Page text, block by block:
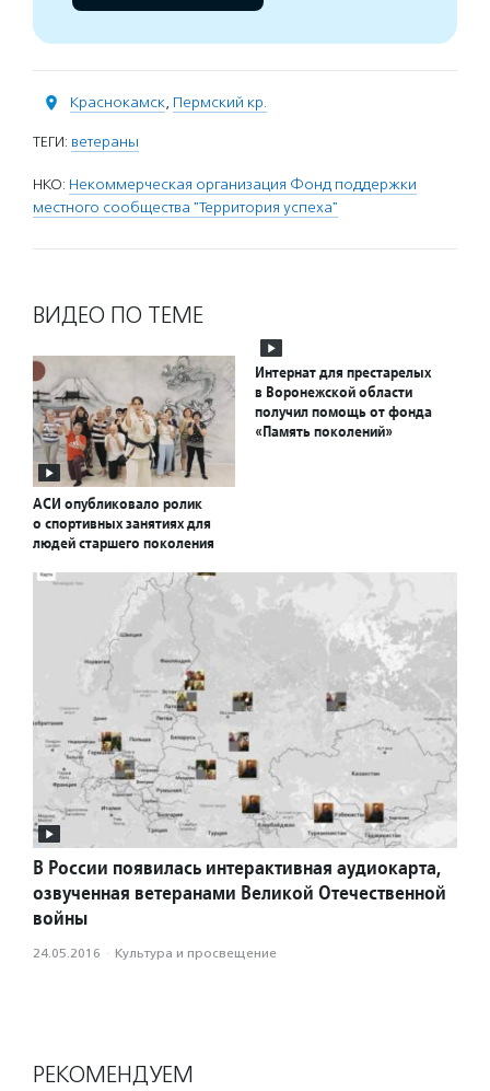
Краснокамск, Пермский кр.
ТЕГИ: ветераны
НКО: Некоммерческая организация Фонд поддержки
местного сообщества "Территория успеха"
ВИДЕО ПО ТЕМЕ
АСИ опубликовало ролик
о спортивных занятиях для
людей старшего поколения
Интернат для престарелых
в Воронежской области
получил помощь от фонда
«Память поколений»
В России появилась интерактивная аудиокарта,
озвученная ветеранами Великой Отечественной
войны
24.05.2016 · Культура и просвещение
РЕКОМЕНДУЕМ